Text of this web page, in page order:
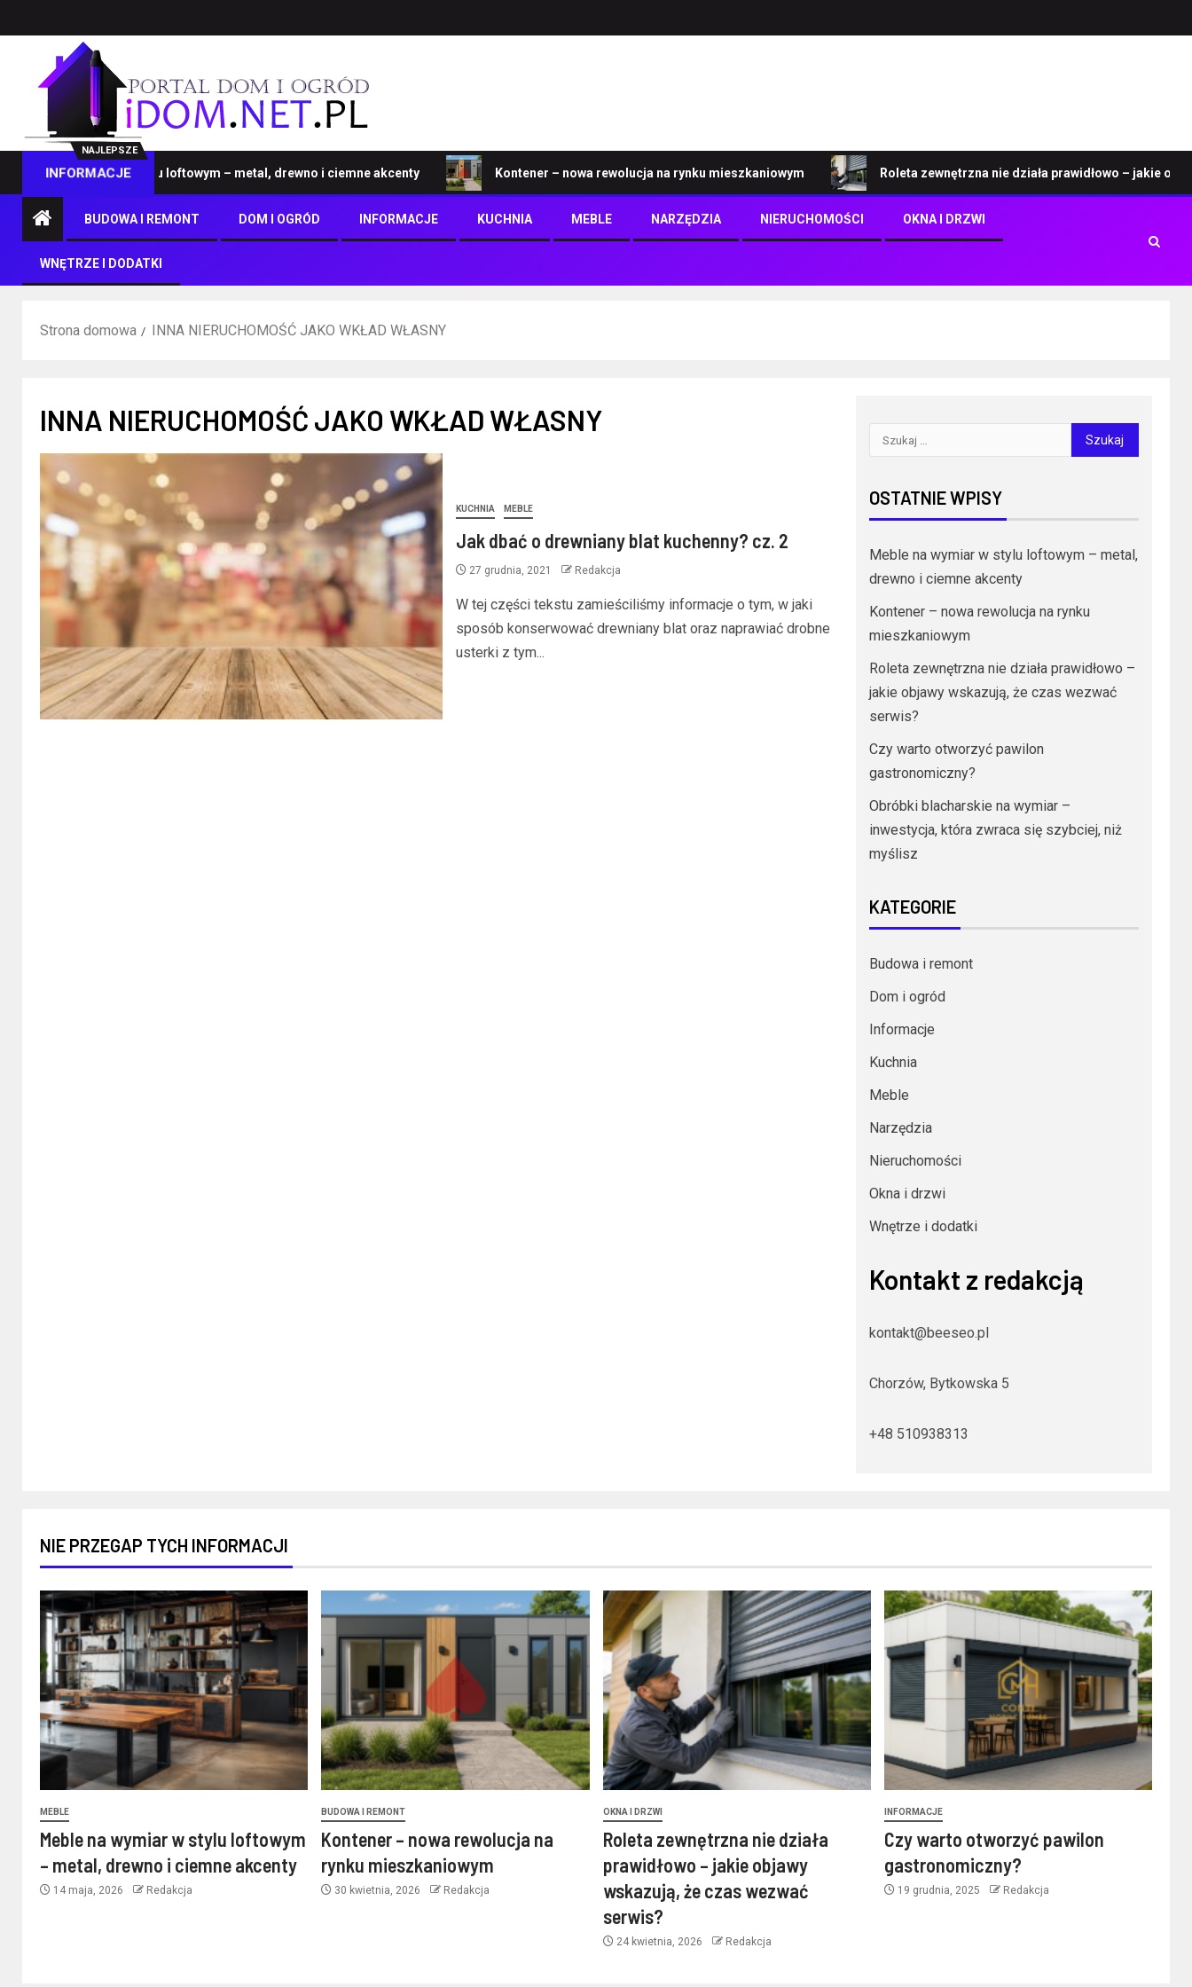
NAJLEPSZE
INFORMACJE
na wymiar w stylu loftowym – metal, drewno i ciemne akcenty Kontener – nowa rewolucja na rynku mieszkaniowym Roleta zewnętrzna nie działa prawidłowo – jakie objawy
BUDOWA I REMONT DOM I OGRÓD INFORMACJE KUCHNIA MEBLE NARZĘDZIA NIERUCHOMOŚCI OKNA I DRZWI
WNĘTRZE I DODATKI
Strona domowa INNA NIERUCHOMOŚĆ JAKO WKŁAD WŁASNY
INNA NIERUCHOMOŚĆ JAKO WKŁAD WŁASNY
KUCHNIA MEBLE
Jak dbać o drewniany blat kuchenny? cz. 2
27 grudnia, 2021 Redakcja
W tej części tekstu zamieściliśmy informacje o tym, w jaki
sposób konserwować drewniany blat oraz naprawiać drobne
usterki z tym...
OSTATNIE WPISY
Meble na wymiar w stylu loftowym – metal,
drewno i ciemne akcenty
Kontener – nowa rewolucja na rynku
mieszkaniowym
Roleta zewnętrzna nie działa prawidłowo –
jakie objawy wskazują, że czas wezwać
serwis?
Czy warto otworzyć pawilon
gastronomiczny?
Obróbki blacharskie na wymiar –
inwestycja, która zwraca się szybciej, niż
myślisz
KATEGORIE
Budowa i remont
Dom i ogród
Informacje
Kuchnia
Meble
Narzędzia
Nieruchomości
Okna i drzwi
Wnętrze i dodatki
Kontakt z redakcją
kontakt@beeseo.pl
Chorzów, Bytkowska 5
+48 510938313
NIE PRZEGAP TYCH INFORMACJI
MEBLE
Meble na wymiar w stylu loftowym
– metal, drewno i ciemne akcenty
14 maja, 2026 Redakcja
BUDOWA I REMONT
Kontener – nowa rewolucja na
rynku mieszkaniowym
30 kwietnia, 2026 Redakcja
OKNA I DRZWI
Roleta zewnętrzna nie działa
prawidłowo – jakie objawy
wskazują, że czas wezwać
serwis?
24 kwietnia, 2026 Redakcja
INFORMACJE
Czy warto otworzyć pawilon
gastronomiczny?
19 grudnia, 2025 Redakcja